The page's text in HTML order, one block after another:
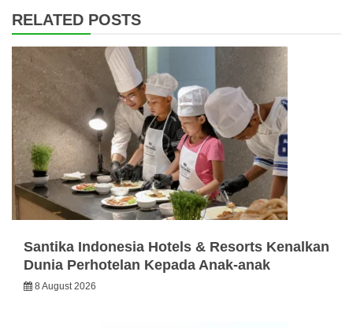
RELATED POSTS
Santika Indonesia Hotels & Resorts Kenalkan
Dunia Perhotelan Kepada Anak-anak
8 August 2026